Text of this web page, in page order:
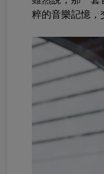
粹的音樂記憶，